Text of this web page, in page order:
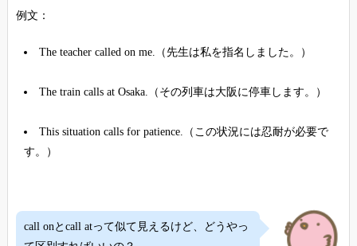
例文：
The teacher called on me.（先生は私を指名しました。）
The train calls at Osaka.（その列車は大阪に停車します。）
This situation calls for patience.（この状況には忍耐が必要で
す。）
call onとcall atって似て見えるけど、どうやっ